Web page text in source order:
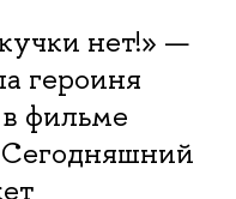
нет!» —
героиня
фильме